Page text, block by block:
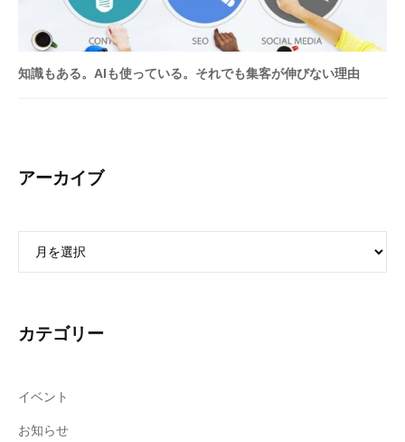
集
み
く
ま
く
さ
知識もある。AIも使っている。それでも集客が伸びない理由
アーカイブ
ブ
カテゴリー
イベント
お知らせ